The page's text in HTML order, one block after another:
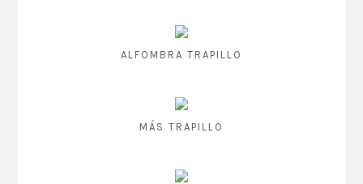
ALFOMBRA TRAPILLO
MÁS TRAPILLO